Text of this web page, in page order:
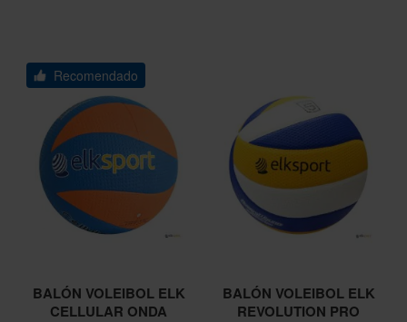
Recomendado
BALÓN VOLEIBOL ELK
CELLULAR ONDA
BALÓN VOLEIBOL ELK
REVOLUTION PRO